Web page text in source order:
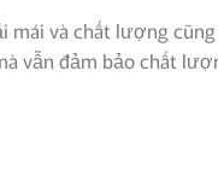
mái và chất lượng cũng
vẫn đảm bảo chất